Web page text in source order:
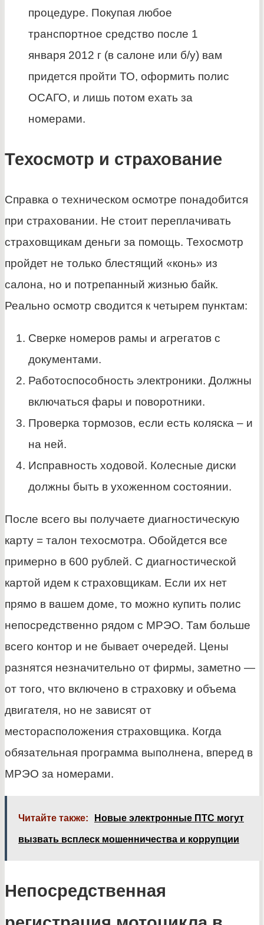
процедуре. Покупая любое
транспортное средство после 1
января 2012 г (в салоне или б/у) вам
придется пройти ТО, оформить полис
ОСАГО, и лишь потом ехать за
номерами.
Техосмотр и страхование
Справка о техническом осмотре понадобится
при страховании. Не стоит переплачивать
страховщикам деньги за помощь. Техосмотр
пройдет не только блестящий «конь» из
салона, но и потрепанный жизнью байк.
Реально осмотр сводится к четырем пунктам:
Сверке номеров рамы и агрегатов с
документами.
Работоспособность электроники. Должны
включаться фары и поворотники.
Проверка тормозов, если есть коляска – и
на ней.
Исправность ходовой. Колесные диски
должны быть в ухоженном состоянии.
После всего вы получаете диагностическую
карту = талон техосмотра. Обойдется все
примерно в 600 рублей. С диагностической
картой идем к страховщикам. Если их нет
прямо в вашем доме, то можно купить полис
непосредственно рядом с МРЭО. Там больше
всего контор и не бывает очередей. Цены
разнятся незначительно от фирмы, заметно —
от того, что включено в страховку и объема
двигателя, но не зависят от
месторасположения страховщика. Когда
обязательная программа выполнена, вперед в
МРЭО за номерами.
Читайте также: Новые электронные ПТС могут
вызвать всплеск мошенничества и коррупции
Непосредственная